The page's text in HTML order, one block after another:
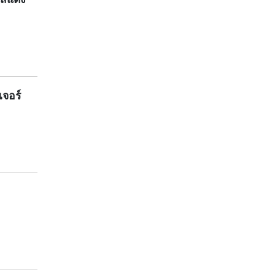
อร์